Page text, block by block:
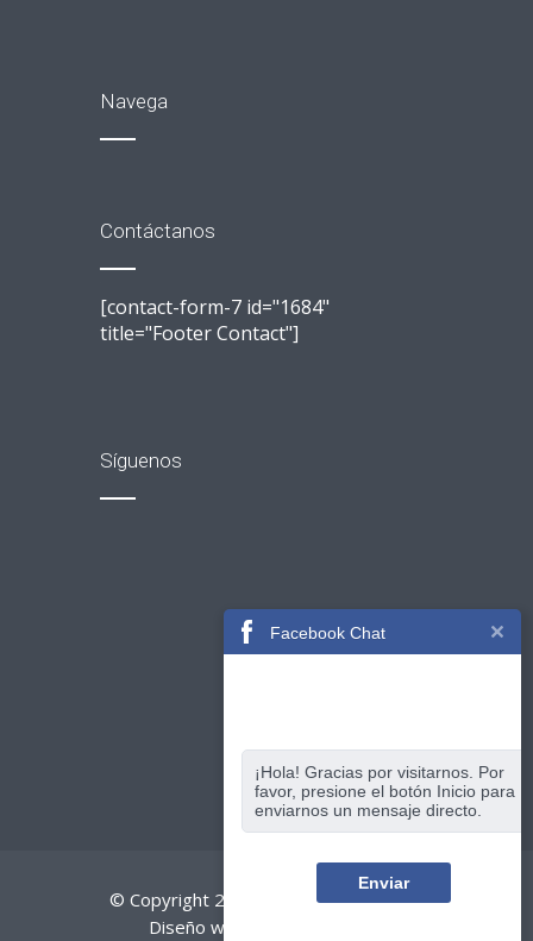
Navega
Contáctanos
[contact-form-7 id="1684"
title="Footer Contact"]
Síguenos
© Copyright 2017 Honduras Traveling-
Diseño web por
Facebook Chat
¡Hola! Gracias por visitarnos. Por
favor, presione el botón Inicio para
enviarnos un mensaje directo.
Enviar